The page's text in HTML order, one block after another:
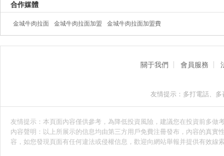
合作媒體
金城牛肉拉面 金城牛肉拉面加盟 金城牛肉拉面加盟費
關于我們 會員服務
友情提示：多打電話、
友情提示：本頁面內容僅供參考，為降低投資風險，建議您在投資前多
內容聲明：以上所展示的信息均由第三方用戶免費注冊發布，內容的真
容，如您發現頁面有任何違法或侵權信息，歡迎向網站舉報并提供有效線